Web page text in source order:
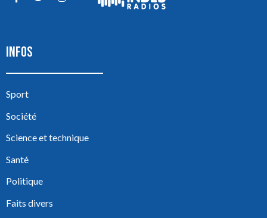
INFOS
Sport
Société
Science et technique
Santé
Politique
Faits divers